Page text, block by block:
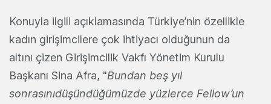
Konuyla ilgili açıklamasında Türkiye’nin özellikle
kadın girişimcilere çok ihtiyacı olduğunun da
altını çizen Girişimcilik Vakfı Yönetim Kurulu
Başkanı Sina Afra, "Bundan beş yıl
sonrasınıdüşündüğümüzde yüzlerce Fellow’un